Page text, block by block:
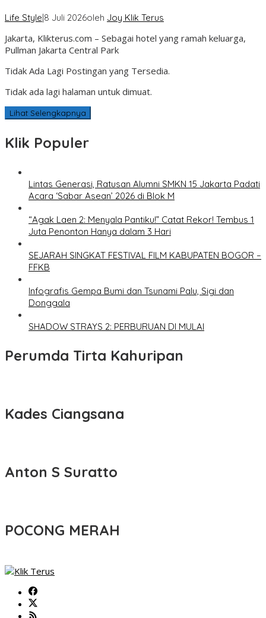
Life Style|8 Juli 2026oleh Joy Klik Terus
Jakarta, Klikterus.com – Sebagai hotel yang ramah keluarga,
Pullman Jakarta Central Park
Tidak Ada Lagi Postingan yang Tersedia.
Tidak ada lagi halaman untuk dimuat.
Lihat Selengkapnya
Klik Populer
Lintas Generasi, Ratusan Alumni SMKN 15 Jakarta Padati
Acara ‘Sabar Asean’ 2026 di Blok M
“Agak Laen 2: Menyala Pantiku!” Catat Rekor! Tembus 1
Juta Penonton Hanya dalam 3 Hari
SEJARAH SINGKAT FESTIVAL FILM KABUPATEN BOGOR –
FFKB
Infografis Gempa Bumi dan Tsunami Palu, Sigi dan
Donggala
SHADOW STRAYS 2: PERBURUAN DI MULAI
Perumda Tirta Kahuripan
Kades Ciangsana
Anton S Suratto
POCONG MERAH